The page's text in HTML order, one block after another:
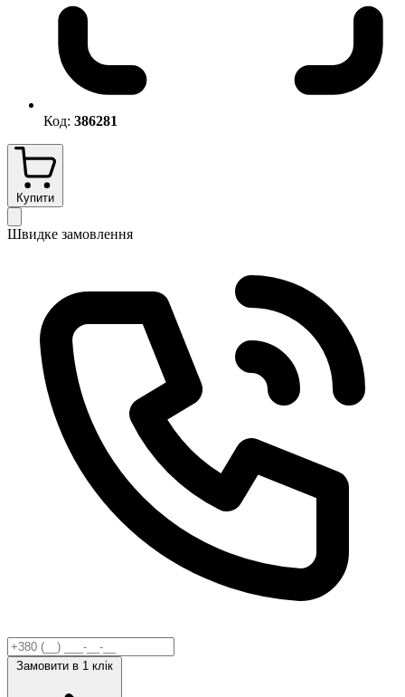
Код: 386281
Купити
Швидке замовлення
Замовити в 1 клік